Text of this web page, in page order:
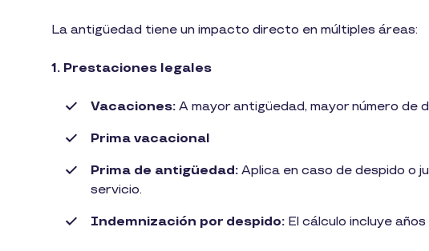
La antigüedad tiene un impacto directo en múltiples áreas:
1. Prestaciones legales
Vacaciones: A mayor antigüedad, mayor número de
Prima vacacional
Prima de antigüedad: Aplica en caso de despido o
servicio.
Indemnización por despido: El cálculo incluye